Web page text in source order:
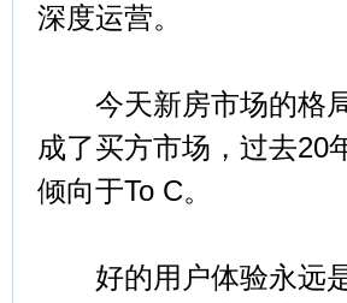
深度运营。
今天新房市场的格局
成了买方市场，过去20
倾向于To C。
好的用户体验永远是